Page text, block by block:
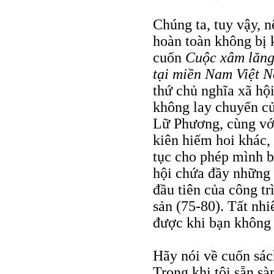
Chúng ta, tuy vậy,
hoàn toàn không bị
cuốn Cuộc xâm
tại miền Nam Việt
thứ chủ nghĩa xã
không lay chuyển
Lữ Phương, cùng
kiên hiếm hoi
tục cho phép mình
hội chứa đầy
đầu tiên của công
sản (75-80). Tất
được khi bạn
Hãy nói về cuốn